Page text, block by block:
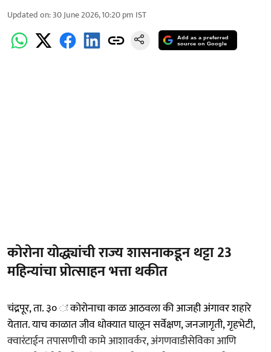
Updated on:30 June 2026, 10:20 pm IST
Add as a preferred
source on Google
कोरोना योद्ध्यांची राज्य शासनाकडून थट्टा 23
महिन्यांचा प्रोत्साहन भत्ता थकीत
चंद्रपूर, ता. ३० ः कोरोनाचा काळ आठवला की आजही अंगावर शहारे
येतात. याच काळात जीव धोक्यात घालून सर्वेक्षण, जनजागृती, गृहभेटी,
क्वारंटाईन तपासणीची कामे आशावर्कर, अंगणवाडीसेविका आणि